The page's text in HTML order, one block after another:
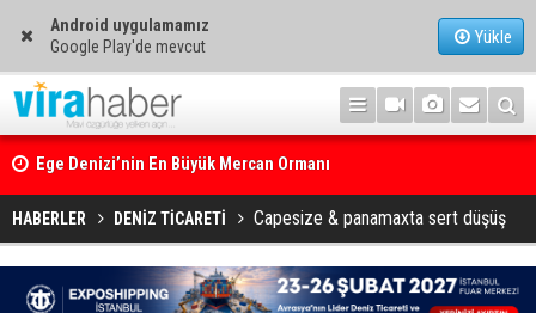
Android uygulamamız
Google Play'de mevcut
Yükle
Ege Denizi’nin En Büyük Mercan Ormanı
HABERLER DENİZ TİCARETİ Capesize & panamaxta sert düşüş